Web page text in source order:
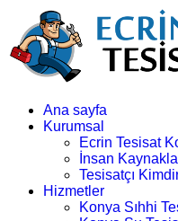
Ana sayfa
Kurumsal
Ecrin Tesisat
İnsan
Tesisatçı
Hizmetler
Konya Sıhhi